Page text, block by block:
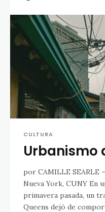
CULTURA
Urbanismo
por CAMILLE SEARLE
Nueva York, CUNY En una tarde cálida de fines de la
primavera pasada, un
Queens dejó de